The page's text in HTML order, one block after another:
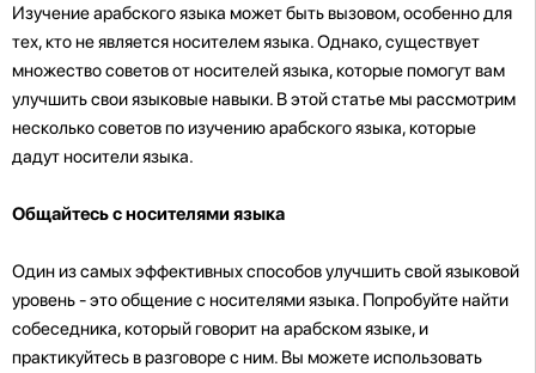
Изучение арабского языка может быть вызовом, особенно для
тех, кто не является носителем языка. Однако, существует
множество советов от носителей языка, которые помогут вам
улучшить свои языковые навыки. В этой статье мы рассмотрим
несколько советов по изучению арабского языка, которые
дадут носители языка.
Общайтесь с носителями языка
Один из самых эффективных способов улучшить свой языковой
уровень - это общение с носителями языка. Попробуйте найти
собеседника, который говорит на арабском языке, и
практикуйтесь в разговоре с ним. Вы можете использовать